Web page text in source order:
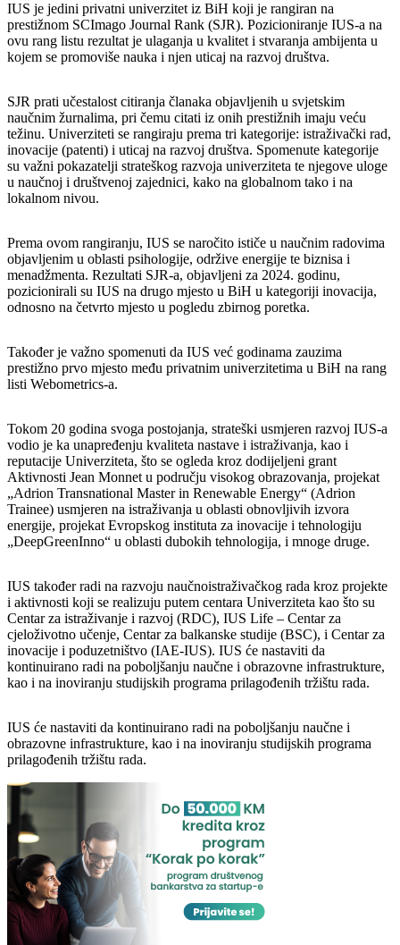
IUS je jedini privatni univerzitet iz BiH koji je rangiran na
prestižnom SCImago Journal Rank (SJR). Pozicioniranje IUS-a na
ovu rang listu rezultat je ulaganja u kvalitet i stvaranja ambijenta u
kojem se promoviše nauka i njen uticaj na razvoj društva.
SJR prati učestalost citiranja članaka objavljenih u svjetskim
naučnim žurnalima, pri čemu citati iz onih prestižnih imaju veću
težinu. Univerziteti se rangiraju prema tri kategorije: istraživački rad,
inovacije (patenti) i uticaj na razvoj društva. Spomenute kategorije
su važni pokazatelji strateškog razvoja univerziteta te njegove uloge
u naučnoj i društvenoj zajednici, kako na globalnom tako i na
lokalnom nivou.
Prema ovom rangiranju, IUS se naročito ističe u naučnim radovima
objavljenim u oblasti psihologije, održive energije te biznisa i
menadžmenta. Rezultati SJR-a, objavljeni za 2024. godinu,
pozicionirali su IUS na drugo mjesto u BiH u kategoriji inovacija,
odnosno na četvrto mjesto u pogledu zbirnog poretka.
Također je važno spomenuti da IUS već godinama zauzima
prestižno prvo mjesto među privatnim univerzitetima u BiH na rang
listi Webometrics-a.
Tokom 20 godina svoga postojanja, strateški usmjeren razvoj IUS-a
vodio je ka unapređenju kvaliteta nastave i istraživanja, kao i
reputacije Univerziteta, što se ogleda kroz dodijeljeni grant
Aktivnosti Jean Monnet u području visokog obrazovanja, projekat
„Adrion Transnational Master in Renewable Energy“ (Adrion
Trainee) usmjeren na istraživanja u oblasti obnovljivih izvora
energije, projekat Evropskog instituta za inovacije i tehnologiju
„DeepGreenInno“ u oblasti dubokih tehnologija, i mnoge druge.
IUS također radi na razvoju naučnoistraživačkog rada kroz projekte
i aktivnosti koji se realizuju putem centara Univerziteta kao što su
Centar za istraživanje i razvoj (RDC), IUS Life – Centar za
cjeloživotno učenje, Centar za balkanske studije (BSC), i Centar za
inovacije i poduzetništvo (IAE-IUS). IUS će nastaviti da
kontinuirano radi na poboljšanju naučne i obrazovne infrastrukture,
kao i na inoviranju studijskih programa prilagođenih tržištu rada.
IUS će nastaviti da kontinuirano radi na poboljšanju naučne i
obrazovne infrastrukture, kao i na inoviranju studijskih programa
prilagođenih tržištu rada.